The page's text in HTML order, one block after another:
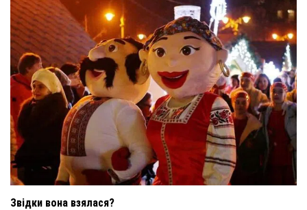
Звідки вона взялася?